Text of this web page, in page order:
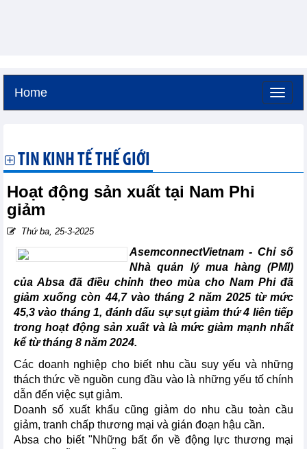
Home
TIN KINH TẾ THẾ GIỚI
Hoạt động sản xuất tại Nam Phi
giảm
Thứ ba, 25-3-2025
AsemconnectVietnam - Chỉ số
Nhà quản lý mua hàng (PMI)
của Absa đã điều chỉnh theo mùa cho Nam Phi đã
giảm xuống còn 44,7 vào tháng 2 năm 2025 từ mức
45,3 vào tháng 1, đánh dấu sự sụt giảm thứ 4 liên tiếp
trong hoạt động sản xuất và là mức giảm mạnh nhất
kể từ tháng 8 năm 2024.
Các doanh nghiệp cho biết nhu cầu suy yếu và những
thách thức về nguồn cung đầu vào là những yếu tố chính
dẫn đến việc sụt giảm.
Doanh số xuất khẩu cũng giảm do nhu cầu toàn cầu
giảm, tranh chấp thương mại và gián đoạn hậu cần.
Absa cho biết "Những bất ổn về động lực thương mại